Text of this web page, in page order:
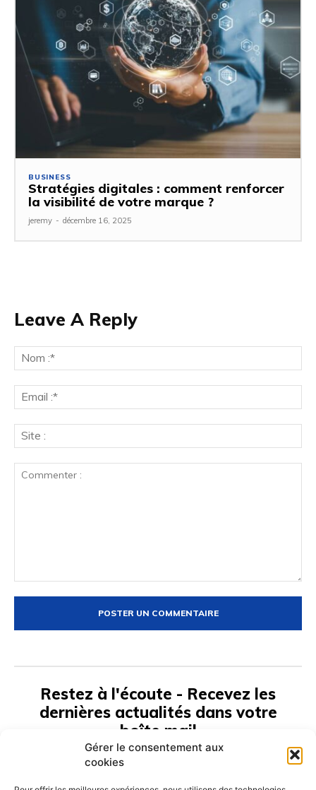
Gérer le consentement aux
cookies
BUSINESS
Stratégies digitales : comment renforcer
la visibilité de votre marque ?
jeremy - décembre 16, 2025
Leave A Reply
:*
:*
:
Restez à l'écoute - Recevez les
dernières actualités dans votre
boîte mail